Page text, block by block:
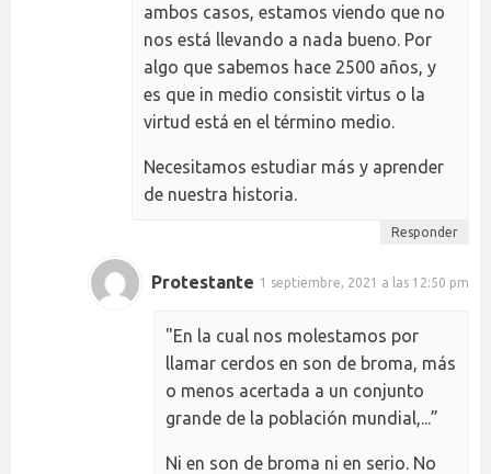
ambos casos, estamos viendo que no
nos está llevando a nada bueno. Por
algo que sabemos hace 2500 años, y
es que in medio consistit virtus o la
virtud está en el término medio.
Necesitamos estudiar más y aprender
de nuestra historia.
Responder
Protestante 1 septiembre, 2021 a las 12:50 pm
"En la cual nos molestamos por
llamar cerdos en son de broma, más
o menos acertada a un conjunto
grande de la población mundial,...”
Ni en son de broma ni en serio. No